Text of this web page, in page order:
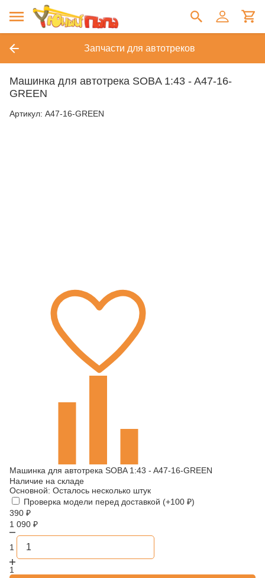
Запчасти для автотреков
Машинка для автотрека SOBA 1:43 - A47-16-
GREEN
Артикул: A47-16-GREEN
Машинка для автотрека SOBA 1:43 - A47-16-GREEN
Наличие на складе
Основной: Осталось несколько штук
Проверка модели перед доставкой (+100 ₽)
390 ₽
1 090 ₽
1
1